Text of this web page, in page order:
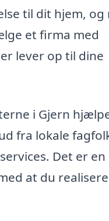
til dit hjem, og
et firma med
lever op til dine
i Gjern
fra lokale
Det er en
at du